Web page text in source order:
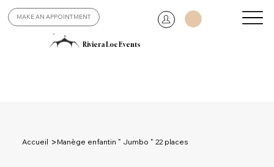
MAKE AN APPOINTMENT
Riviera Loc Events
Accueil > Manège enfantin " Jumbo " 22 places